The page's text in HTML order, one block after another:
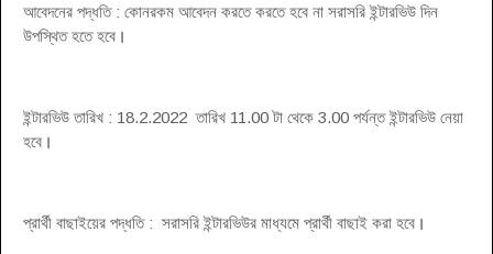
আবেদনের পদ্ধতি : কোনরকম আবেদন করতে করতে হবে না সরাসরি ইন্টারভিউ দিন
উপস্থিত হতে হবে ।
ইন্টারভিউ তারিখ : 18.2.2022 তারিখ 11.00 টা থেকে 3.00 পর্যন্ত ইন্টারভিউ নেয়া
হবে ।
প্রার্থী বাছাইয়ের পদ্ধতি : সরাসরি ইন্টারভিউর মাধ্যমে প্রার্থী বাছাই করা হবে ।